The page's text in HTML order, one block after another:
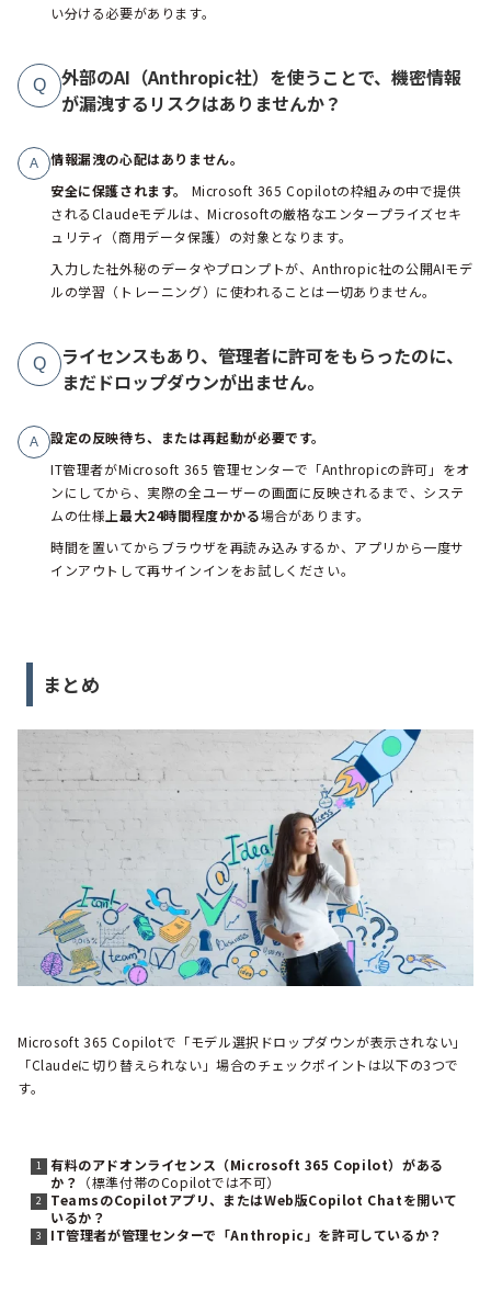
い分ける必要があります。
Q
外部のAI（Anthropic社）を使うことで、機密情報
が漏洩するリスクはありませんか？
A
情報漏洩の心配はありません。
安全に保護されます。
Microsoft 365 Copilotの枠組みの中で提供
されるClaudeモデルは、Microsoftの厳格なエンタープライズセキ
ュリティ（商用データ保護）の対象となります。
入力した社外秘のデータやプロンプトが、Anthropic社の公開AIモデ
ルの学習（トレーニング）に使われることは一切ありません。
Q
ライセンスもあり、管理者に許可をもらったのに、
まだドロップダウンが出ません。
A
設定の反映待ち、または再起動が必要です。
IT管理者がMicrosoft 365 管理センターで「Anthropicの許可」をオ
ンにしてから、実際の全ユーザーの画面に反映されるまで、システ
ムの仕様上最大24時間程度かかる場合があります。
時間を置いてからブラウザを再読み込みするか、アプリから一度サ
インアウトして再サインインをお試しください。
まとめ
Microsoft 365 Copilotで「モデル選択ドロップダウンが表示されない」
「Claudeに切り替えられない」場合のチェックポイントは以下の3つで
す。
有料のアドオンライセンス（Microsoft 365 Copilot）がある
か？
（標準付帯のCopilotでは不可）
TeamsのCopilotアプリ、またはWeb版Copilot Chatを開いて
いるか？
IT管理者が管理センターで「Anthropic」を許可しているか？